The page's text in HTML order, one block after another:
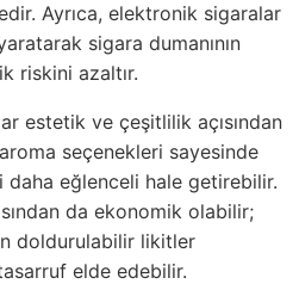
Ayrıca, elektronik sigaralar
sigara dumanının
riskini azaltır.
estetik ve çeşitlilik açısından
seçenekleri sayesinde
daha eğlenceli hale getirebilir.
da ekonomik olabilir;
doldurulabilir likitler
elde edebilir.